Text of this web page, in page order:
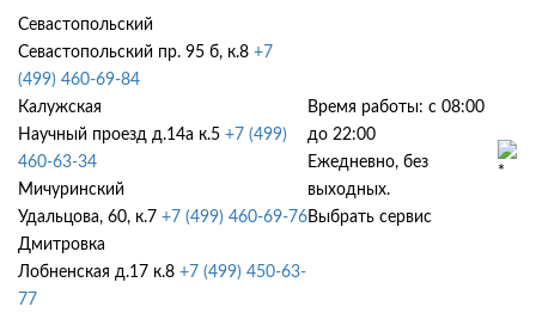
Севастопольский
Севастопольский пр. 95 б, к.8 +7
(499) 460-69-84
Калужская
Научный проезд д.14а к.5 +7 (499)
460-63-34
Мичуринский
Удальцова, 60, к.7 +7 (499) 460-69-76
Дмитровка
Лобненская д.17 к.8 +7 (499) 450-63-
77
Время работы: с 08:00
до 22:00
Ежедневно, без
выходных.
Выбрать сервис